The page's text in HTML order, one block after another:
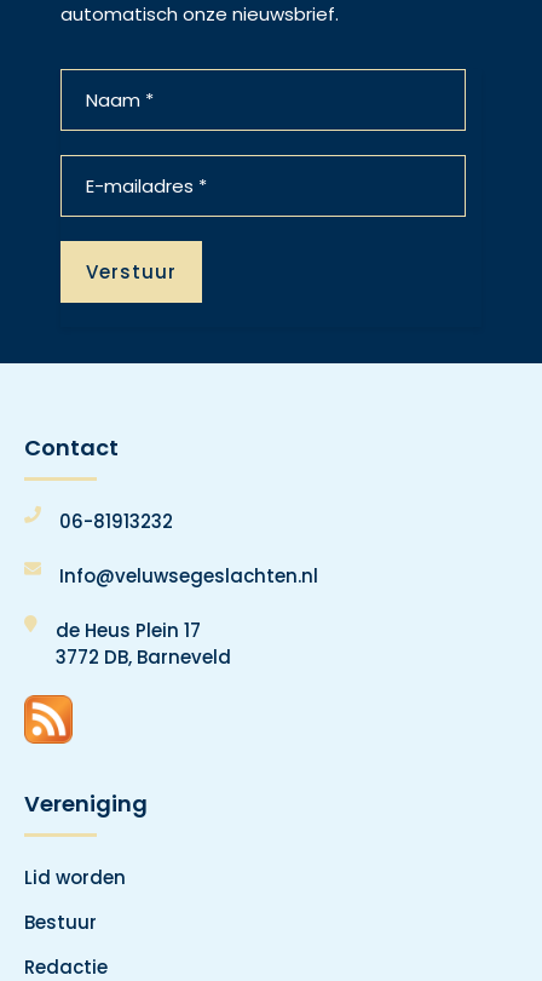
automatisch onze nieuwsbrief.
Contact
06-81913232
Info@veluwsegeslachten.nl
de Heus Plein 17
3772 DB, Barneveld
Vereniging
Lid worden
Bestuur
Redactie